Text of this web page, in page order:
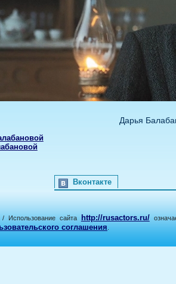
Дарья
Вконтакте
Использование сайта http://rusactors.ru/
соглашения